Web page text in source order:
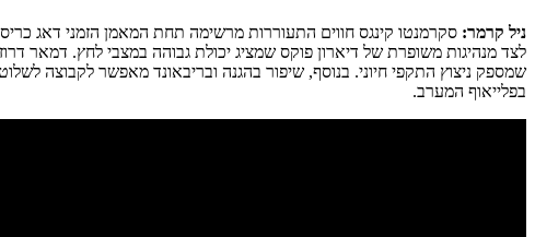
ניל קרמר:
שמספק ניצוץ התקפי חיוני. בנוסף, שיפור בהגנה ובריבאונד מאפשר לקבוצה
בפלייאוף המערב.